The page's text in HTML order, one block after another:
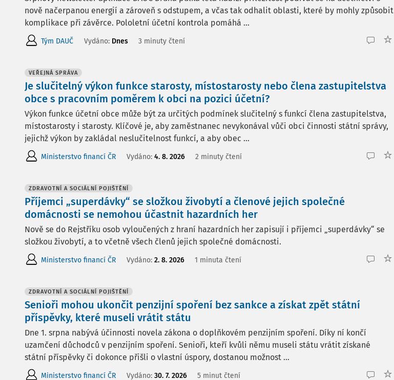
nově načerpanou energií a zároveň s odstupem, a včas tak odhalit oblasti, které by mohly způsobit
komplikace při závěrce. Pololetní účetní kontrola pomáhá ...
Tým DAUČ Vydáno: Dnes 3 minuty čtení
VEŘEJNÁ SPRÁVA
Je slučitelný výkon funkce starosty, místostarosty nebo člena zastupitelstva
obce s pracovním poměrem k obci na pozici účetní?
Výkon funkce účetní obce může být za určitých podmínek slučitelný s funkcí člena zastupitelstva,
místostarosty i starosty. Klíčové je, aby zaměstnanec nevykonával vůči obci činnosti státní správy,
jejichž výkon by zakládal neslučitelnost funkcí, a aby obec ...
Ministerstvo financí ČR Vydáno: 4. 8. 2026 2 minuty čtení
ZDRAVOTNÍ A SOCIÁLNÍ POJIŠTĚNÍ
Příjemci „superdávky“ se složkou živobytí a členové jejich společné
domácnosti se nemohou účastnit hazardních her
Nově se do Rejstříku osob vyloučených z hraní hazardních her zapisují i příjemci „superdávky“ se
složkou živobytí, a to včetně všech členů jejich společné domácnosti.
Ministerstvo financí ČR Vydáno: 2. 8. 2026 1 minuta čtení
ZDRAVOTNÍ A SOCIÁLNÍ POJIŠTĚNÍ
Senioři mohou ukončit penzijní spoření bez sankce a získat zpět státní
příspěvky, které museli vrátit státu
Dne 1. srpna nabývá účinnosti novela zákona o doplňkovém penzijním spoření. Díky ní končí
uzamčení důchodců v penzijním spoření. Senioři, kteří kvůli němu museli státu vrátit získané
státní příspěvky či dokonce přišli o vlastní úspory, dostanou možnost ...
Ministerstvo financí ČR Vydáno: 30. 7. 2026 5 minut čtení